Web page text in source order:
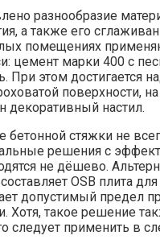
разнообразие
а также его
помещениях
цемент марки 400 с
При этом достигается
поверхности,
настил.
бетонной стяжки не
решения с
не дёшево.
OSB плита для
допустимый предел
Хотя, такое решение
следует применить в